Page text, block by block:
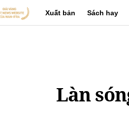
Xuất bản Sách hay
Làn